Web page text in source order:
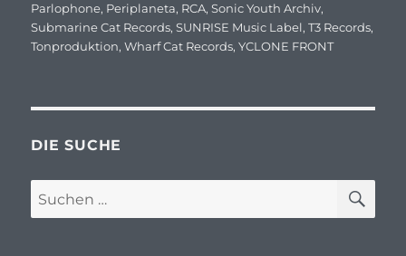
Parlophone, Periplaneta, RCA,Sonic Youth Archiv,
Submarine Cat Records,SUNRISE Music Label,T3 Records,
Tonproduktion,Wharf Cat Records,YCLONE FRONT
DIE SUCHE
Suchen
nach: